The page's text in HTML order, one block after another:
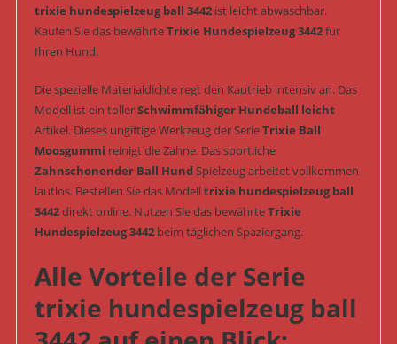
trixie hundespielzeug ball 3442ist leicht abwaschbar.
Kaufen Sie das bewährteTrixie Hundespielzeug 3442für
Ihren Hund.
Die spezielle Materialdichte regt den Kautrieb intensiv an. Das
Modell ist ein tollerSchwimmfähiger Hundeball leicht
Artikel. Dieses ungiftige Werkzeug der SerieTrixie Ball
Moosgummi reinigt die Zähne. Das sportliche
Zahnschonender Ball HundSpielzeug arbeitet vollkommen
lautlos. Bestellen Sie das Modelltrixie hundespielzeug ball
3442direkt online. Nutzen Sie das bewährteTrixie
Hundespielzeug 3442beim täglichen Spaziergang.
Alle Vorteile der Serie
trixie hundespielzeug ball